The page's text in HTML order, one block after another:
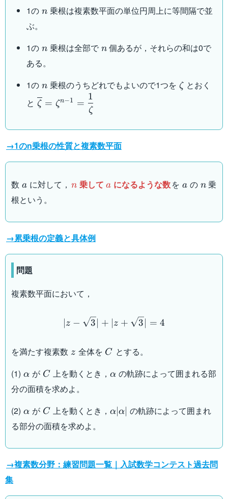
1の n
n 乗根は複素数平面の単位円周上に等間隔で並
ぶ。
1の n
n 乗根は全部で n
n個あるが，それらの和は0で
ある。
1の n
n 乗根のうちどれでもよいので1つを \zeta
ζ とおく
と \overline{\zeta}=\zeta^{n-
1}=\dfrac{1}{\zeta}
ζ = ζn−1 =
ζ
1
→1のn乗根の性質と複素数平面
数 a
a に対して， n
n乗してa
a になるような数をa
a の n
n乗
根という。
→累乗根の定義と具体例
問題
複素数平面において，
z − 3 + z + 3 = 4
を満たす複素数 z
z 全体を C
C とする。
(1) \alpha
α が C
C 上を動くとき， \alpha
αの軌跡によって囲まれる部
分の面積を求めよ。
(2) \alpha
α が C
C 上を動くとき， \alpha
|\alpha|
α∣α∣ の軌跡によって囲まれ
る部分の面積を求めよ。
→複素数分野：練習問題一覧｜入試数学コンテスト過去問
集